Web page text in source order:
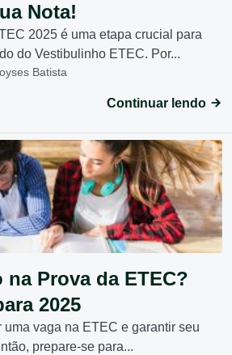
Nota!
2025 é uma etapa crucial para
do Vestibulinho ETEC. Por...
Batista
Continuar lendo
na Prova da ETEC?
2025
vaga na ETEC e garantir seu
prepare-se para...